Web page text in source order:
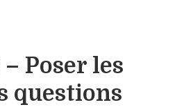
Poser les
questions